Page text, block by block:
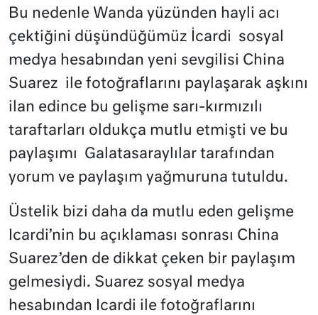
Bu nedenle Wanda yüzünden hayli acı
çektiğini düşündüğümüz İcardi
sosyal
medya hesabından yeni sevgilisi China
Suarez ile fotoğraflarını paylaşarak aşkını
ilan edince bu gelişme sarı-kırmızılı
taraftarları oldukça mutlu etmişti ve bu
paylaşımı
Galatasaraylılar tarafından
yorum ve paylaşım yağmuruna tutuldu.
Üstelik bizi daha da mutlu eden gelişme
Icardi’nin bu açıklaması sonrası China
Suarez’den de dikkat çeken bir paylaşım
gelmesiydi. Suarez sosyal medya
hesabından Icardi ile fotoğraflarını